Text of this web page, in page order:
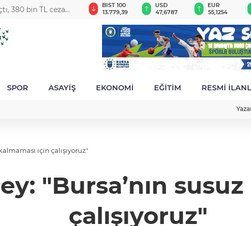
380 bin TL ceza
6.660,55
BIST 100
13.779,39
USD
47,6787
EUR
55,1254
SPOR ASAYİŞ EKONOMİ EĞİTİM RESMİ
için çalışıyoruz"
"Bursa’nın
çalışıyoruz"